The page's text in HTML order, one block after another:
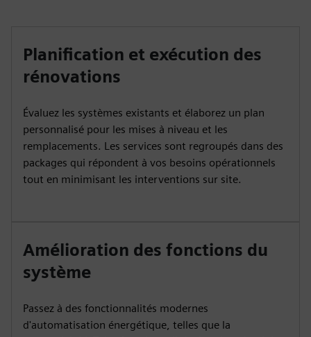
Planification et exécution des
rénovations
Évaluez les systèmes existants et élaborez un plan
personnalisé pour les mises à niveau et les
remplacements. Les services sont regroupés dans des
packages qui répondent à vos besoins opérationnels
tout en minimisant les interventions sur site.
Amélioration des fonctions du
système
Passez à des fonctionnalités modernes
d'automatisation énergétique, telles que la